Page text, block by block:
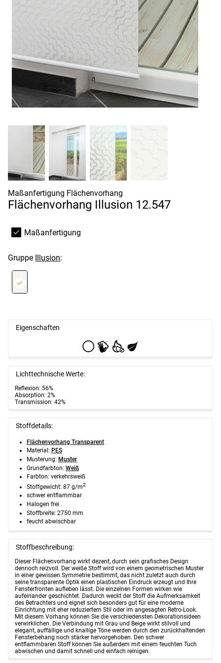
Maßanfertigung Flächenvorhang
Flächenvorhang Illusion 12.547
Maßanfertigung
Gruppe Illusion:
Eigenschaften
Lichttechnische Werte:
Reflexion: 56%
Absorption: 2%
Transmission: 42%
Stoffdetails:
Flächenvorhang Transparent
Material: PES
Musterung: Muster
Grundfarbton: Weiß
Farbton: verkehrsweiß
Stoffgewicht: 87 g/m2
schwer entflammbar
Halogen frei
Stoffbreite: 2750 mm
feucht abwischbar
Stoffbeschreibung:
Dieser Flächenvorhang wirkt dezent, durch sein grafisches Design
dennoch reizvoll. Der weiße Stoff wird von einem geometrischen Muster
in einer gewissen Symmetrie bestimmt, das nicht zuletzt auch durch
seine transparente Optik einen plastischen Eindruck erzeugt und Ihre
Fensterfronten aufleben lässt. Die einzelnen Formen wirken wie
aufeinander geschichtet. Dadurch weckt der Stoff die Aufmerksamkeit
des Betrachters und eignet sich besonders gut für eine moderne
Einrichtung mit eher reduziertem Stil oder im angesagten Retro-Look.
Mit diesem Vorhang können Sie die verschiedensten Dekorationsideen
verwirklichen. Die Verbindung mit Grau und Beige wirkt stilvoll und
elegant, auffällige und knallige Töne werden durch den zurückhaltenden
Fensterbehang noch stärker hervorgehoben. Den schwer
entflammbaren Stoff können Sie außerdem mit einem feuchten Tuch
abwischen und damit schnell und einfach reinigen.